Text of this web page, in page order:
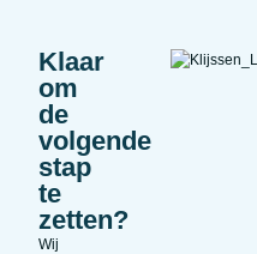
Klaar
om
de
volgende
stap
te
zetten?
Wij